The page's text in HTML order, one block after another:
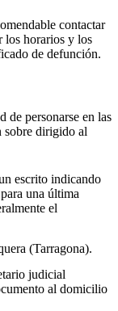
contactar
los horarios y los
de defunción.
de personarse en las
sobre dirigido al
escrito indicando
una última
el
(Tarragona).
judicial
al domicilio